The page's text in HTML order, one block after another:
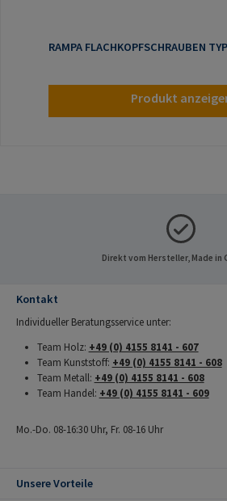
RAMPA FLACHKOPFSCHRAUBEN
Produkt
Direkt vom Hersteller, Made in
Kontakt
Individueller Beratungsservice unter:
Team Holz: +49 (0) 4155 8141 - 607
Team Kunststoff: +49 (0) 4155 8141 - 608
Team Metall: +49 (0) 4155 8141 - 608
Team Handel: +49 (0) 4155 8141 - 609
Mo.-Do. 08-16:30 Uhr, Fr. 08-16 Uhr
Unsere Vorteile